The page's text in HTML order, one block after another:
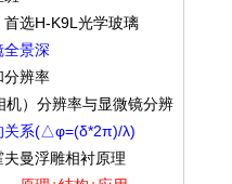
选H-K9L光学玻璃
全景深
分辨率
机）分辨率与显微镜分辨
关系(△φ=(δ*2π)/λ)
曼浮雕相衬原理